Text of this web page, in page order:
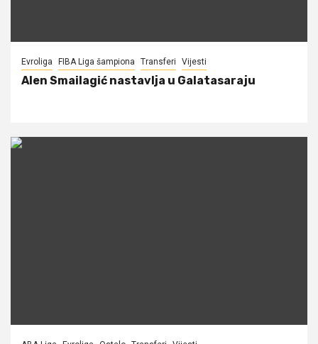
Evroliga FIBA Liga šampiona Transferi Vijesti
Alen Smailagić nastavlja u Galatasaraju